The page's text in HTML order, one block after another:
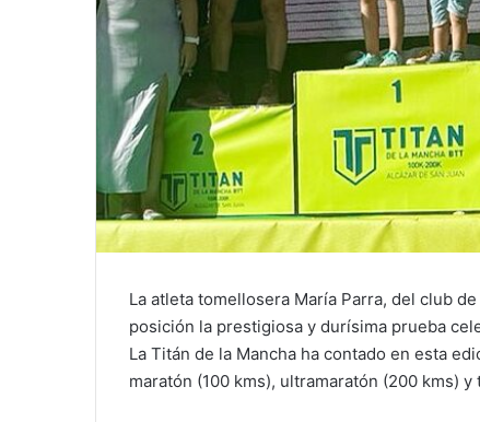
La atleta tomellosera María Parra, del club
posición la prestigiosa y durísima prueba
La Titán de la Mancha ha contado en esta
maratón (100 kms), ultramaratón (200 kms)